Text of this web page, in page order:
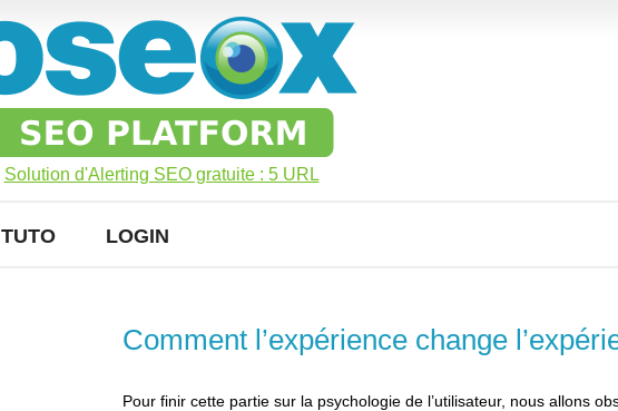
Solution d'Alerting SEO gratuite : 5 URL
TUTO LOGIN
Comment l’expérience change
Pour finir cette partie sur la psychologie de l’utilisateur, nous allons